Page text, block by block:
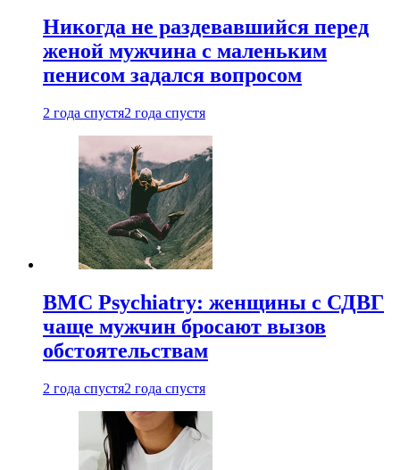
Никогда не раздевавшийся перед
женой мужчина с маленьким
пенисом задался вопросом
2 года спустя2 года спустя
BMC Psychiatry: женщины с СДВГ
чаще мужчин бросают вызов
обстоятельствам
2 года спустя2 года спустя